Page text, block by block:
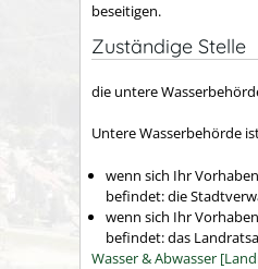
beseitigen.
Zuständige Stelle
die untere
Untere Wasserbehörde
wenn sich Ihr
befindet: die
wenn sich Ihr
befindet: das
Wasser & Abwasser